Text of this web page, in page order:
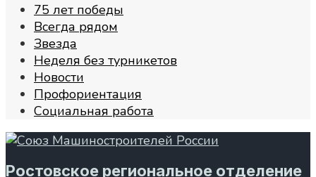
75 лет победы
Всегда рядом
Звезда
Неделя без турникетов
Новости
Профориентация
Социальная работа
Ростовское региональное отделение